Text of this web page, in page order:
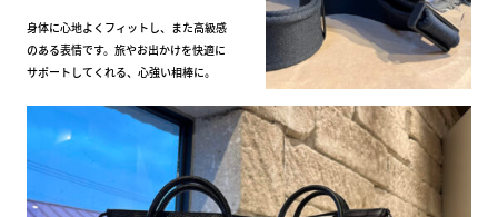
身体に心地よくフィットし、また高級感
のある表情です。旅やお出かけを快適に
サポートしてくれる、心強い相棒に。